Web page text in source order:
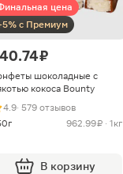
цена
с Премиум
₽
шоколадные с
кокоса Bounty
4.9· 579 отзывов
962.99 ₽ · 1кг
В корзину